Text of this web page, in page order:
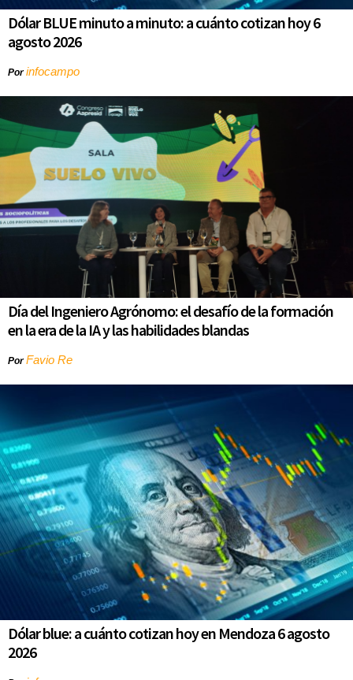
Dólar BLUE minuto a minuto: a cuánto cotizan hoy 6
agosto 2026
Porinfocampo
Día del Ingeniero Agrónomo: el desafío de la formación
en la era de la IA y las habilidades blandas
PorFavio Re
Dólar blue: a cuánto cotizan hoy en Mendoza 6 agosto
2026